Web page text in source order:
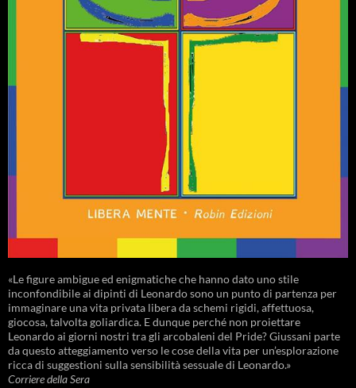
«Le figure ambigue ed enigmatiche che hanno dato uno stile
inconfondibile ai dipinti di Leonardo sono un punto di partenza per
immaginare una vita privata libera da schemi rigidi, affettuosa,
giocosa, talvolta goliardica. E dunque perché non proiettare
Leonardo ai giorni nostri tra gli arcobaleni del Pride? Giussani parte
da questo atteggiamento verso le cose della vita per un’esplorazione
ricca di suggestioni sulla sensibilità sessuale di Leonardo.»
Corriere della Sera